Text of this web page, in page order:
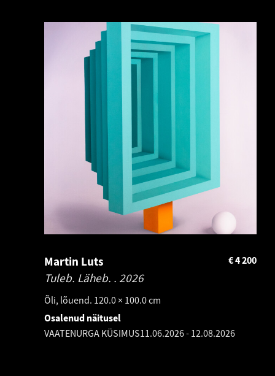
Martin Luts
Tuleb. Läheb. . 2026
Õli, lõuend. 120.0 × 100.0 cm
4 200
€
Osalenud näitusel
VAATENURGA KÜSIMUS11.06.2026- 12.08.2026